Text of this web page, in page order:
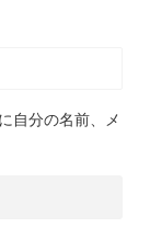
自分の名前、メ